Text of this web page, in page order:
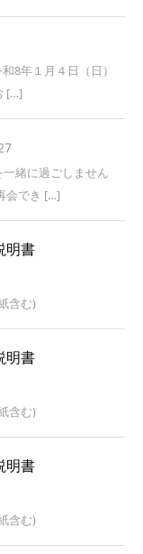
8年１月４日（日）
[…]
緒に過ごしません
会でき […]
明書
含む)
明書
含む)
明書
含む)